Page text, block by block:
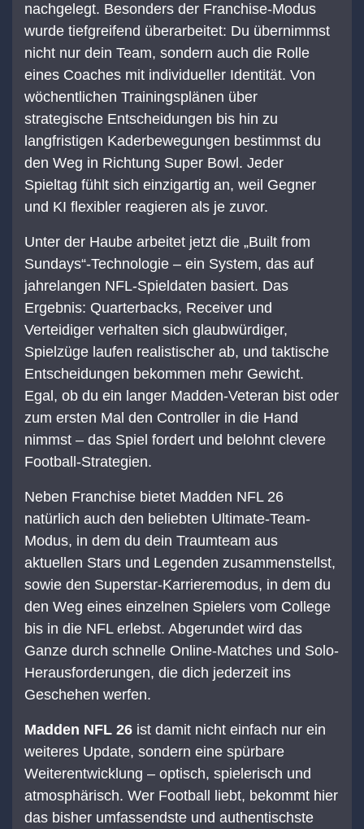
nachgelegt. Besonders der Franchise-Modus
wurde tiefgreifend überarbeitet: Du übernimmst
nicht nur dein Team, sondern auch die Rolle
eines Coaches mit individueller Identität. Von
wöchentlichen Trainingsplänen über
strategische Entscheidungen bis hin zu
langfristigen Kaderbewegungen bestimmst du
den Weg in Richtung Super Bowl. Jeder
Spieltag fühlt sich einzigartig an, weil Gegner
und KI flexibler reagieren als je zuvor.
Unter der Haube arbeitet jetzt die „Built from
Sundays“-Technologie – ein System, das auf
jahrelangen NFL-Spieldaten basiert. Das
Ergebnis: Quarterbacks, Receiver und
Verteidiger verhalten sich glaubwürdiger,
Spielzüge laufen realistischer ab, und taktische
Entscheidungen bekommen mehr Gewicht.
Egal, ob du ein langer Madden-Veteran bist oder
zum ersten Mal den Controller in die Hand
nimmst – das Spiel fordert und belohnt clevere
Football-Strategien.
Neben Franchise bietet Madden NFL 26
natürlich auch den beliebten Ultimate-Team-
Modus, in dem du dein Traumteam aus
aktuellen Stars und Legenden zusammenstellst,
sowie den Superstar-Karrieremodus, in dem du
den Weg eines einzelnen Spielers vom College
bis in die NFL erlebst. Abgerundet wird das
Ganze durch schnelle Online-Matches und Solo-
Herausforderungen, die dich jederzeit ins
Geschehen werfen.
Madden NFL 26 ist damit nicht einfach nur ein
weiteres Update, sondern eine spürbare
Weiterentwicklung – optisch, spielerisch und
atmosphärisch. Wer Football liebt, bekommt hier
das bisher umfassendste und authentischste